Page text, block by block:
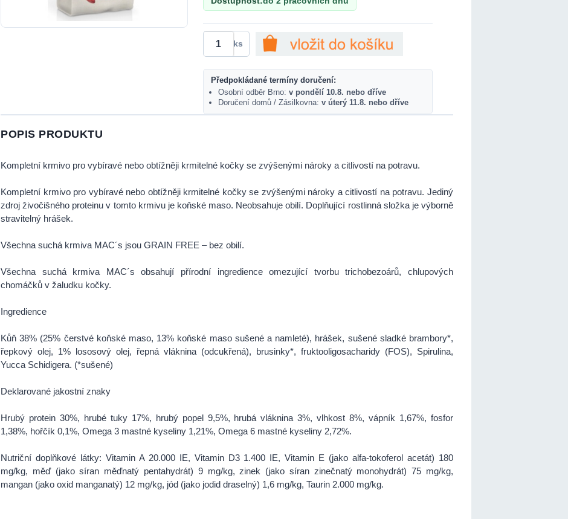
ks
Předpokládané termíny doručení:
Osobní odběr Brno: v pondělí 10.8. nebo dříve
Doručení domů / Zásilkovna: v úterý 11.8. nebo dříve
POPIS PRODUKTU
Kompletní krmivo pro vybíravé nebo obtížněji krmitelné kočky se zvýšenými nároky a citlivostí na potravu.
Kompletní krmivo pro vybíravé nebo obtížněji krmitelné kočky se zvýšenými nároky a citlivostí na potravu. Jediný
zdroj živočišného proteinu v tomto krmivu je koňské maso. Neobsahuje obilí. Doplňující rostlinná složka je výborně
stravitelný hrášek.
Všechna suchá krmiva MAC´s jsou GRAIN FREE – bez obilí.
Všechna suchá krmiva MAC´s obsahují přírodní ingredience omezující tvorbu trichobezoárů, chlupových
chomáčků v žaludku kočky.
Ingredience
Kůň 38% (25% čerstvé koňské maso, 13% koňské maso sušené a namleté), hrášek, sušené sladké brambory*,
řepkový olej, 1% lososový olej, řepná vláknina (odcukřená), brusinky*, fruktooligosacharidy (FOS), Spirulina,
Yucca Schidigera. (*sušené)
Deklarované jakostní znaky
Hrubý protein 30%, hrubé tuky 17%, hrubý popel 9,5%, hrubá vláknina 3%, vlhkost 8%, vápník 1,67%, fosfor
1,38%, hořčík 0,1%, Omega 3 mastné kyseliny 1,21%, Omega 6 mastné kyseliny 2,72%.
Nutriční doplňkové látky: Vitamin A 20.000 IE, Vitamin D3 1.400 IE, Vitamin E (jako alfa-tokoferol acetát) 180
mg/kg, měď (jako síran měďnatý pentahydrát) 9 mg/kg, zinek (jako síran zinečnatý monohydrát) 75 mg/kg,
mangan (jako oxid manganatý) 12 mg/kg, jód (jako jodid draselný) 1,6 mg/kg, Taurin 2.000 mg/kg.